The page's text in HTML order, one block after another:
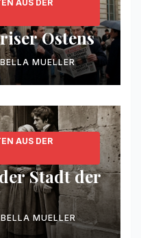
AUS DER
Ostens
MUELLER
AUS DER
Stadt der
MUELLER